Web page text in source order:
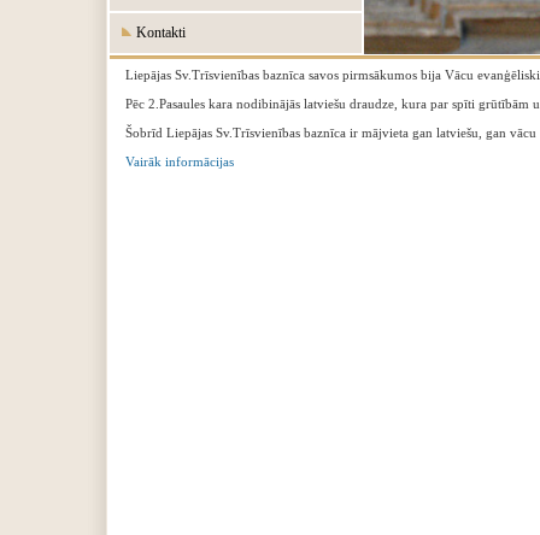
Kontakti
Liepājas Sv.Trīsvienības baznīca savos pirmsākumos bija Vācu
‍Pēc 2.Pasaules kara nodibinājās latviešu draudze, kura par spīti
‍Šobrīd Liepājas Sv.Trīsvienības baznīca ir mājvieta gan latviešu, gan
‍Vairāk informācijas